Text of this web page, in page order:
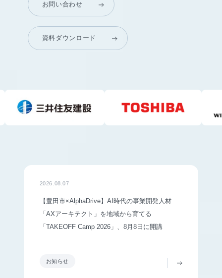
お問い合わせ
資料ダウンロード
2026.08.07
お知らせ
【豊田市×AlphaDrive】AI時代の事業開発人材
「AXアーキテクト」を地域から育てる
「TAKEOFF Camp 2026」、8月8日に開講